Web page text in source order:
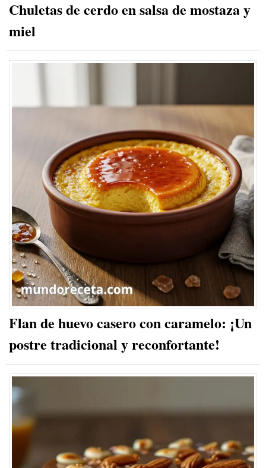
Chuletas de cerdo en salsa de mostaza y
miel
Flan de huevo casero con caramelo: ¡Un
postre tradicional y reconfortante!